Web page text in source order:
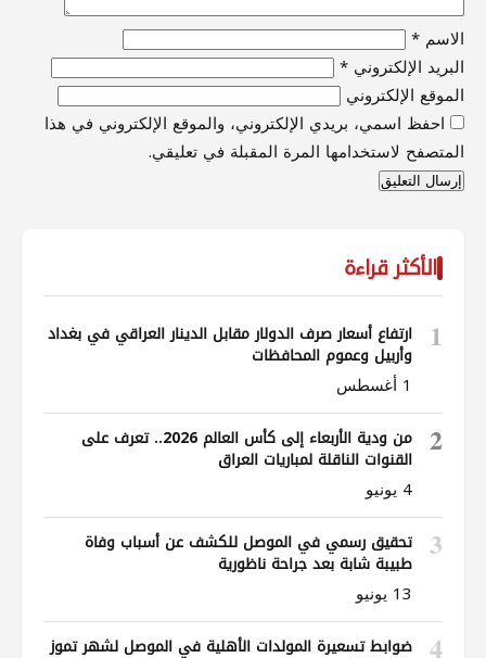
الاسم *
البريد الإلكتروني *
الموقع الإلكتروني
احفظ اسمي، بريدي الإلكتروني، والموقع الإلكتروني في هذا
المتصفح لاستخدامها المرة المقبلة في تعليقي.
الأكثر قراءة
1 ارتفاع أسعار صرف الدولار مقابل الدينار العراقي في بغداد
وأربيل وعموم المحافظات
1 أغسطس
2 من ودية الأربعاء إلى كأس العالم 2026.. تعرف على
القنوات الناقلة لمباريات العراق
4 يونيو
3 تحقيق رسمي في الموصل للكشف عن أسباب وفاة
طبيبة شابة بعد جراحة ناظورية
13 يونيو
4 ضوابط تسعيرة المولدات الأهلية في الموصل لشهر تموز